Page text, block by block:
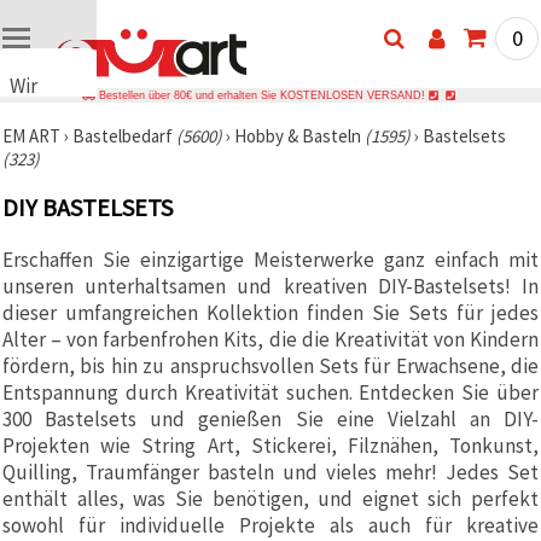
Wir
Cookies
🍪 Wir
Cookies
ähnliche
Technologien,
um das
ordnungsgemäße
Funktionieren
der Website
sicherzustellen,
Ihr
Nutzungserlebnis
zu
verbessern
und, mit
Ihrer
Einwilligung,
den
0
Bestellen über 80€ und erhalten Sie KOSTENLOSEN VERSAND!
EM ART › Bastelbedarf (5600)› Hobby & Basteln (1595)› Bastelsets
(323)
DIY BASTELSETS
Erschaffen Sie einzigartige Meisterwerke ganz einfach mit
unseren unterhaltsamen und kreativen DIY-Bastelsets! In
dieser umfangreichen Kollektion finden Sie Sets für jedes
Alter – von farbenfrohen Kits, die die Kreativität von Kindern
fördern, bis hin zu anspruchsvollen Sets für Erwachsene, die
Entspannung durch Kreativität suchen. Entdecken Sie über
300 Bastelsets und genießen Sie eine Vielzahl an DIY-
Projekten wie String Art, Stickerei, Filznähen, Tonkunst,
Quilling, Traumfänger basteln und vieles mehr! Jedes Set
enthält alles, was Sie benötigen, und eignet sich perfekt
sowohl für individuelle Projekte als auch für kreative